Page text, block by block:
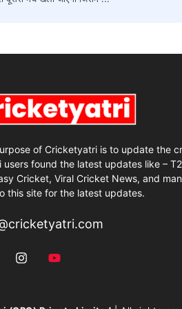
of Cricketyatri is to update the
users found the latest updates like –
Cricket, Viral Cricket News, and
this site for the latest updates.